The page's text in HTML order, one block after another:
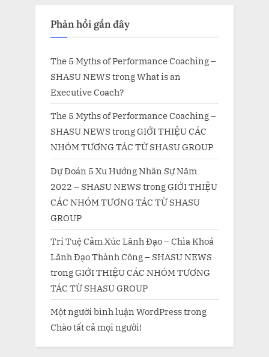
Phản hồi gần đây
The 5 Myths of Performance Coaching –
SHASU NEWS trongWhat is an
Executive Coach?
The 5 Myths of Performance Coaching –
SHASU NEWS trongGIỚI THIỆU CÁC
NHÓM TƯƠNG TÁC TỪ SHASU GROUP
Dự Đoán 5 Xu Hướng Nhân Sự Năm
2022 – SHASU NEWS trongGIỚI THIỆU
CÁC NHÓM TƯƠNG TÁC TỪ SHASU
GROUP
Trí Tuệ Cảm Xúc Lãnh Đạo – Chìa Khoá
Lãnh Đạo Thành Công – SHASU NEWS
trongGIỚI THIỆU CÁC NHÓM TƯƠNG
TÁC TỪ SHASU GROUP
Một người bình luận WordPresstrong
Chào tất cả mọi người!